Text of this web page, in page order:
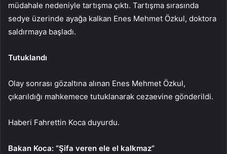
müdahale nedeniyle tartışma çıktı. Tartışma sırasında
sedye üzerinde ayağa kalkan Enes Mehmet Özkul, doktora
saldırmaya başladı.
Tutuklandı
Olay sonrası gözaltına alınan Enes Mehmet Özkul,
çıkarıldığı mahkemece tutuklanarak cezaevine gönderildi.
Haberi Fahrettin Koca duyurdu.
Bakan Koca: “Şifa veren ele el kalkmaz”